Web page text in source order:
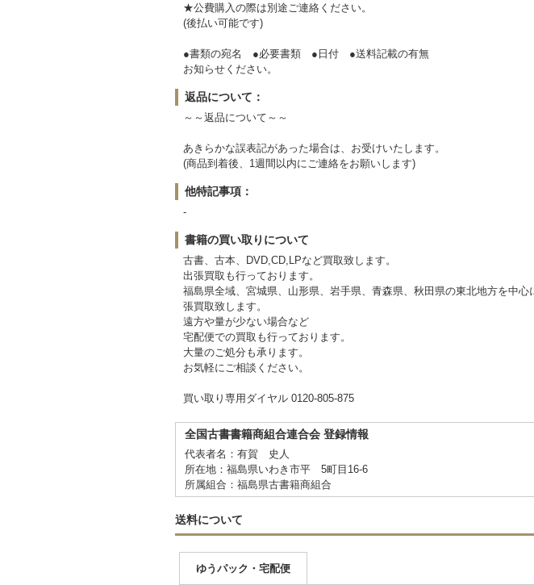
★公費購入の際は別途ご連絡ください。
(後払い可能です)
●書類の宛名 ●必要書類 ●日付 ●送料記載の有無
お知らせください。
返品について：
～～返品について～～
あきらかな誤表記があった場合は、お受けいたします。
(商品到着後、1週間以内にご連絡をお願いします)
他特記事項：
-
書籍の買い取りについて
古書、古本、DVD,CD,LPなど買取致します。
出張買取も行っております。
福島県全域、宮城県、山形県、岩手県、青森県、秋田県の東北地方を中
張買取致します。
遠方や量が少ない場合など
宅配便での買取も行っております。
大量のご処分も承ります。
お気軽にご相談ください。
買い取り専用ダイヤル 0120-805-875
全国古書書籍商組合連合会 登録情報
代表者名：有賀 史人
所在地：福島県いわき市平 5町目16-6
所属組合：福島県古書籍商組合
送料について
ゆうパック・宅配便